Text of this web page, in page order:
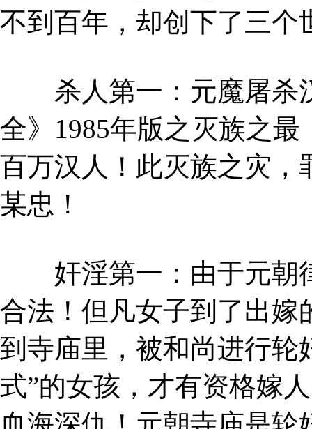
不到百年，却创下了三个
杀人第一：元魔屠杀
全》1985年版之灭族之
百万汉人！此灭族之灾，
某忠！
奸淫第一：由于元朝
合法！但凡女子到了出嫁
到寺庙里，被和尚进行轮
式”的女孩，才有资格嫁